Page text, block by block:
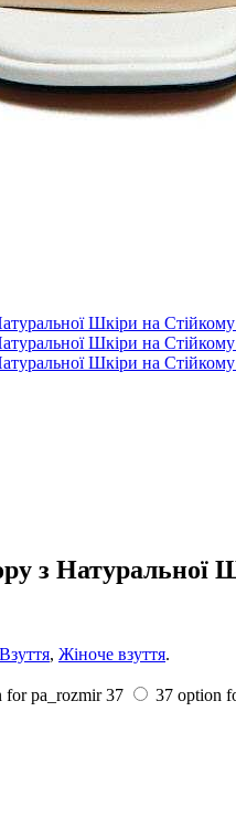
з Натуральної
Взуття, Жіноче взуття.
for pa_rozmir 37 37 option